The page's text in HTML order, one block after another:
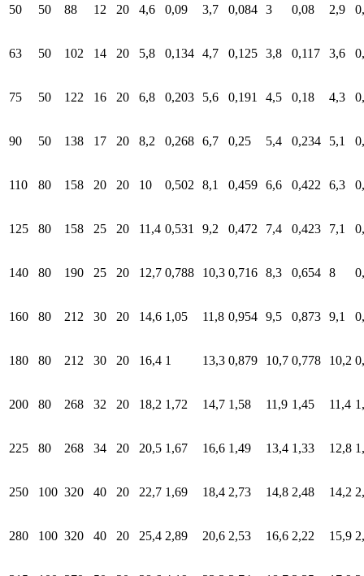
50 50 88 12 20 4,6 0,09 3,7 0,084 3 0,08 2,9
63 50 102 14 20 5,8 0,134 4,7 0,125 3,8 0,117 3,6
75 50 122 16 20 6,8 0,203 5,6 0,191 4,5 0,18 4,3
90 50 138 17 20 8,2 0,268 6,7 0,25 5,4 0,234 5,1
110 80 158 20 20 10 0,502 8,1 0,459 6,6 0,422 6,3
125 80 158 25 20 11,4 0,531 9,2 0,472 7,4 0,423 7,1
140 80 190 25 20 12,7 0,788 10,3 0,716 8,3 0,654 8
160 80 212 30 20 14,6 1,05 11,8 0,954 9,5 0,873 9,1
180 80 212 30 20 16,4 1 13,3 0,879 10,7 0,778 10,2
200 80 268 32 20 18,2 1,72 14,7 1,58 11,9 1,45 11,4
225 80 268 34 20 20,5 1,67 16,6 1,49 13,4 1,33 12,8
250 100 320 40 20 22,7 1,69 18,4 2,73 14,8 2,48 14,2
280 100 320 40 20 25,4 2,89 20,6 2,53 16,6 2,22 15,9